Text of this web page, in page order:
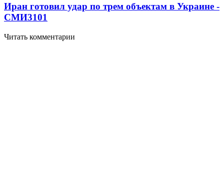
Иран готовил удар по трем объектам в Украине -
СМИ3101
Читать комментарии